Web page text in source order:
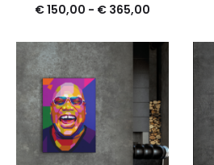
€150,00 - € 365,00